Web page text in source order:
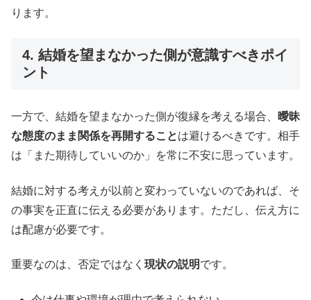
ります。
4. 結婚を望まなかった側が意識すべきポイ
ント
一方で、結婚を望まなかった側が復縁を考える場合、
曖昧
な態度のまま関係を再開することは避けるべきです。相手
は「また期待していいのか」を常に不安に思っています。
結婚に対する考えが以前と変わっていないのであれば、そ
の事実を正直に伝える必要があります。ただし、伝え方に
は配慮が必要です。
重要なのは、否定ではなく 現状の説明です。